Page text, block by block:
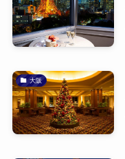
大阪